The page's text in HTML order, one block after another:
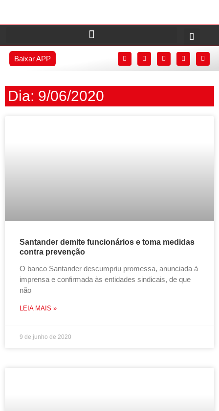
Baixar APP
Dia: 9/06/2020
Santander demite funcionários e toma medidas
contra prevenção
O banco Santander descumpriu promessa, anunciada à
imprensa e confirmada às entidades sindicais, de que
não
LEIA MAIS »
9 de junho de 2020